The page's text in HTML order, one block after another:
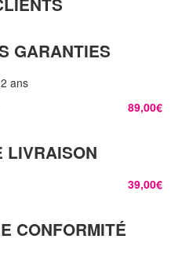
GARANTIES
ans
89,00€
LIVRAISON
39,00€
CONFORMITÉ